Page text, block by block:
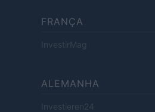
FRANÇA
InvestirMag
ALEMANHA
Investieren24